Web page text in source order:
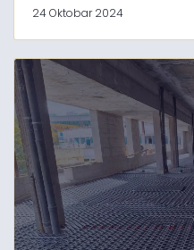
24 Oktobar 2024